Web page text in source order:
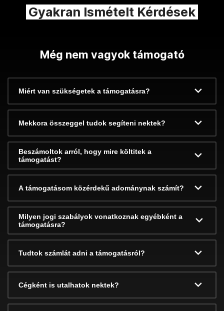
Gyakran Ismételt Kérdések
Még nem vagyok támogató
Miért van szükségetek a támogatásra?
Mekkora összeggel tudok segíteni nektek?
Beszámoltok arról, hogy mire költitek a
támogatást?
A támogatásom közérdekű adománynak számít?
Milyen jogi szabályok vonatkoznak egyébként a
támogatásra?
Tudtok számlát adni a támogatásról?
Cégként is utalhatok nektek?